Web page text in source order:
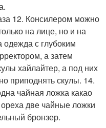
12. Консилером можно
на лице, но и на
одежда с глубоким
а затем
хайлайтер, а под них
приподнять скулы. 14.
чайная ложка какао
две чайные ложки
бронзер.